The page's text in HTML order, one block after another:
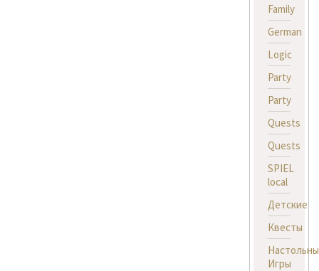
Family
German
Logic
Party
Party
Quests
Quests
SPIEL
local
Детские
Квесты
Игры